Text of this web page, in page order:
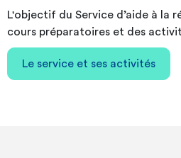
L'objectif du Service d’aide à la
cours préparatoires et des
Le service et ses activités